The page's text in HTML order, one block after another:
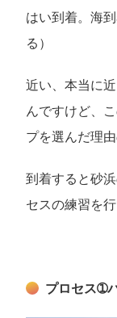
はい到着。海
る）
近い、本当に
んですけど、
プを選んだ理
到着すると砂
セスの練習を行
プロセス➀